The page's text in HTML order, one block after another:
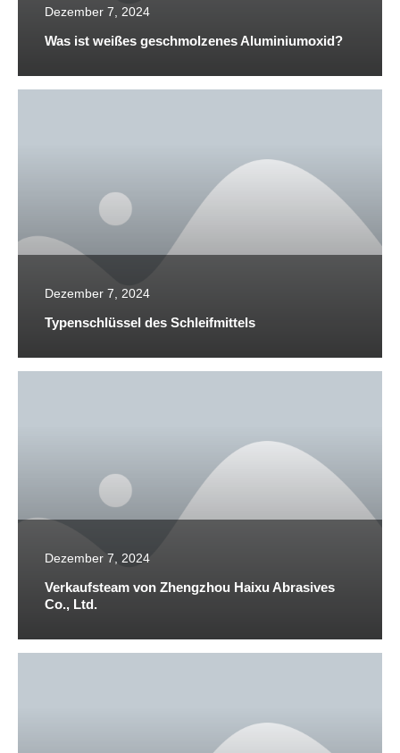
Dezember 7, 2024
Was ist weißes geschmolzenes Aluminiumoxid?
Dezember 7, 2024
Typenschlüssel des Schleifmittels
Dezember 7, 2024
Verkaufsteam von Zhengzhou Haixu Abrasives
Co., Ltd.